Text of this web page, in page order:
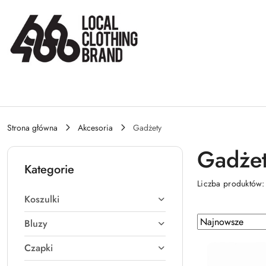
Przejdź do treści głównej
Przejdź do wyszukiwarki
Przejdź do moje konto
Przejdź do menu głównego
Przejdź do stopki
Strona główna Akcesoria Gadżety
Kategorie
Koszulki
Bluzy
Czapki
Liczba produktów:
Zastosowano
sortowanie:
Sortuj
według